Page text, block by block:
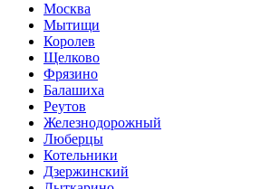
Москва
Мытищи
Королев
Щелково
Фрязино
Балашиха
Реутов
Железнодорожный
Люберцы
Котельники
Дзержинский